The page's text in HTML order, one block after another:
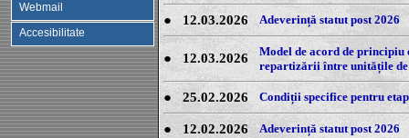
Webmail
Accesibilitate
● 12.03.2026 Adeverință statut post 2026
●12.03.2026
Model de acord de
repartizării între unitățile
● 25.02.2026 Condiții specifice pentru
● 12.02.2026 Adeverință statut post 2026